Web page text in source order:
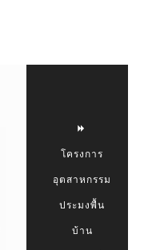
โครงการ
อุตสาหกรรม
ประมงพื้น
บ้าน